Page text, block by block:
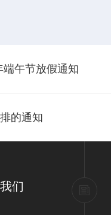
午节放假通知
的通知
们